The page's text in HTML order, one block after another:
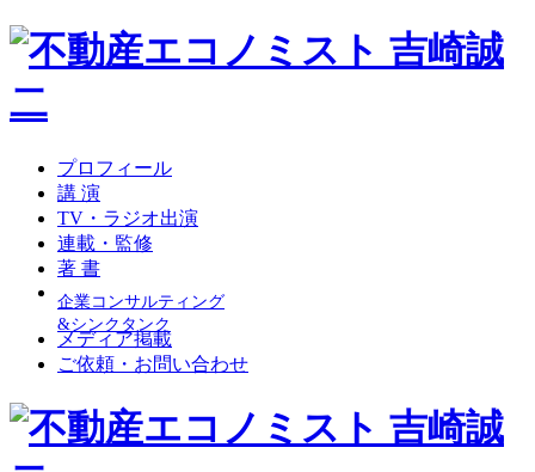
プロフィール
講 演
TV・ラジオ出演
連載・監修
著 書
企業コンサルティング
&シンクタンク
メディア掲載
ご依頼・お問い合わせ